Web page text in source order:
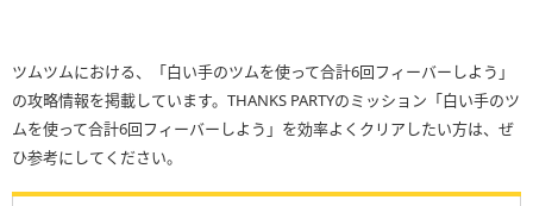
ツムツムにおける、「白い手のツムを使って合計6回フィーバーしよう」
の攻略情報を掲載しています。THANKS PARTYのミッション「白い手のツ
ムを使って合計6回フィーバーしよう」を効率よくクリアしたい方は、ぜ
ひ参考にしてください。